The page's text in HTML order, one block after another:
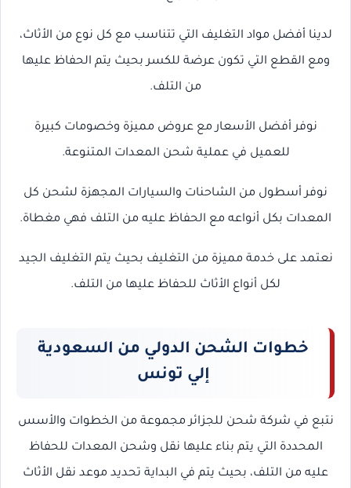
لدينا أفضل مواد التغليف التي تتناسب مع كل نوع من الأثاث،
ومع القطع التي تكون عرضة للكسر بحيث يتم الحفاظ عليها
من التلف.
نوفر أفضل الأسعار مع عروض مميزة وخصومات كبيرة
للعميل في عملية شحن المعدات المتنوعة.
نوفر أسطول من الشاحنات والسيارات المجهزة لشحن كل
المعدات بكل أنواعه مع الحفاظ عليه من التلف فهي مغطاة.
نعتمد على خدمة مميزة من التغليف بحيث يتم التغليف الجيد
لكل أنواع الأثاث للحفاظ عليها من التلف.
خطوات الشحن الدولي من السعودية
إلي تونس
نتبع في شركة شحن للجزائر مجموعة من الخطوات والأسس
المحددة التي يتم بناء عليها نقل وشحن المعدات للحفاظ
عليه من التلف، بحيث يتم في البداية تحديد موعد نقل الأثاث